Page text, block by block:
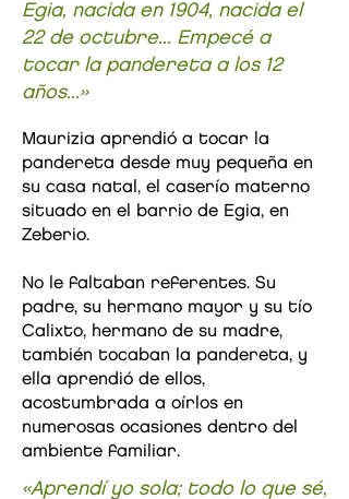
Egia, nacida en 1904, nacida el
22 de octubre... Empecé a
tocar la pandereta a los 12
años...»
Maurizia aprendió a tocar la
pandereta desde muy pequeña en
su casa natal, el caserío materno
situado en el barrio de Egia, en
Zeberio.
No le faltaban referentes. Su
padre, su hermano mayor y su tío
Calixto, hermano de su madre,
también tocaban la pandereta, y
ella aprendió de ellos,
acostumbrada a oírlos en
numerosas ocasiones dentro del
ambiente familiar.
«Aprendí yo sola; todo lo que sé,